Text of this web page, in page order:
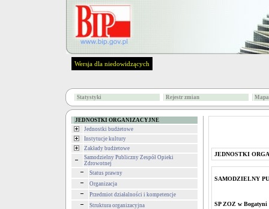
Wersja dla niedowidzących
Statystyki Rejestr zmian
JEDNOSTKI ORGANIZACYJNE
Jednostki budżetowe
Instytucje kultury
Zakłady budżetowe
Samodzielny Publiczny Zespół Opieki
Zdrowotnej
Status prawny
Organizacja
Przedmiot działalności i kompetencje
Struktura organizacyjna
JEDNOSTKI
SAMODZIELNY
SP ZOZ w Bogatyni